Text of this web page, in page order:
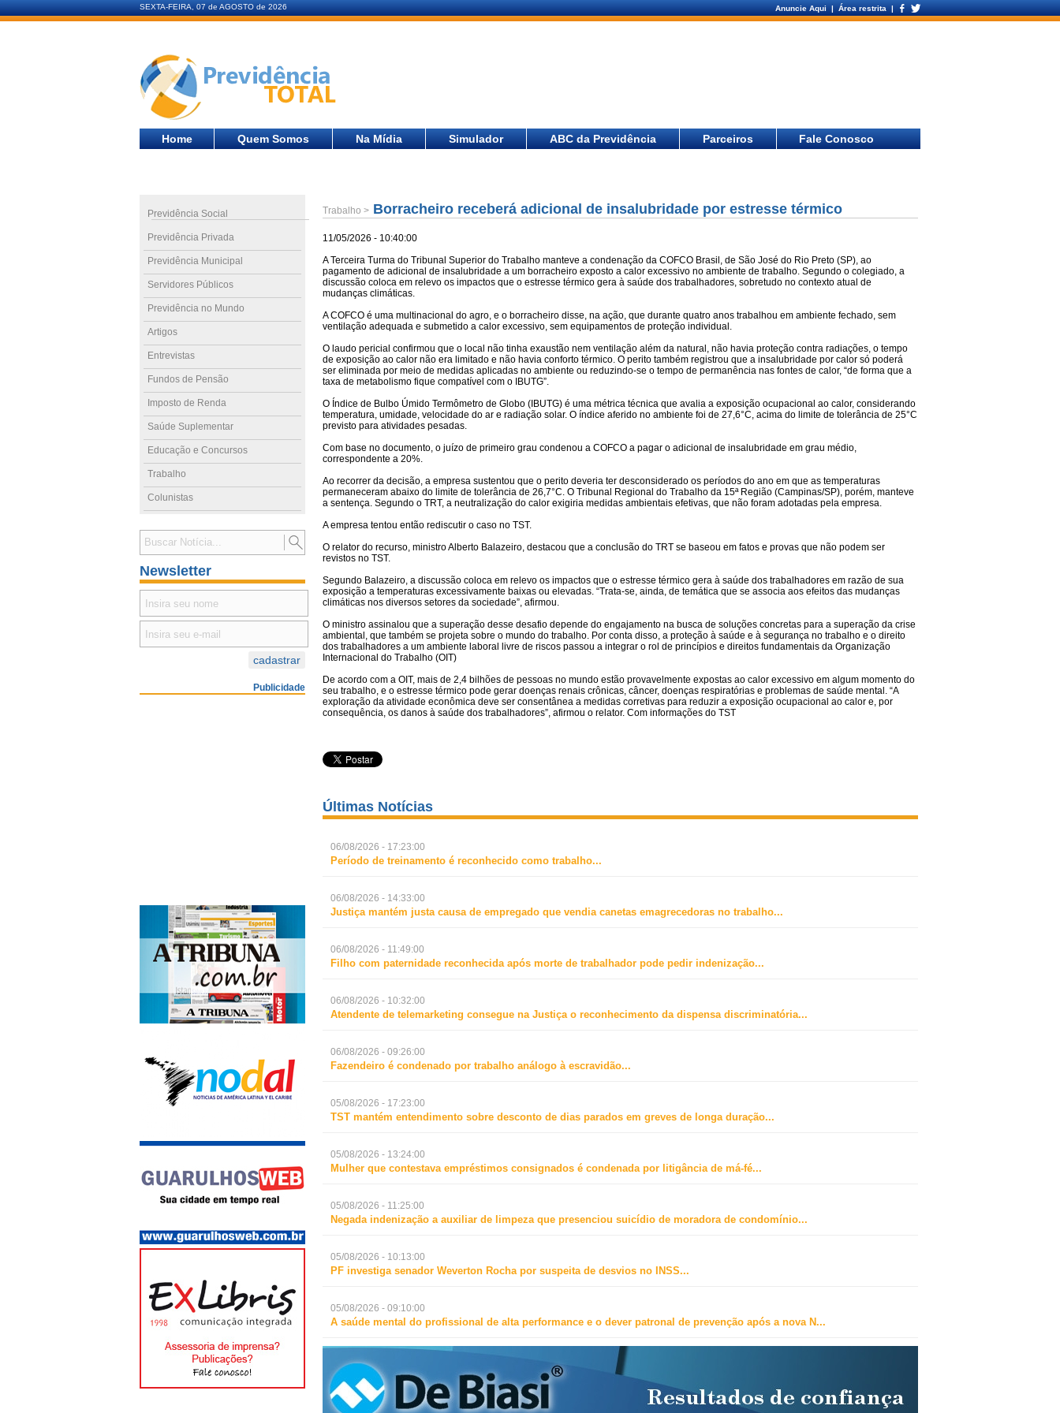
SEXTA-FEIRA, 07 de AGOSTO de 2026 Anuncie Aqui | Área restrita |
Home Quem Somos Na Mídia Simulador ABC da Previdência Parceiros Fale Conosco
Previdência Social
Previdência Privada
Previdência Municipal
Servidores Públicos
Previdência no Mundo
Artigos
Entrevistas
Fundos de Pensão
Imposto de Renda
Saúde Suplementar
Educação e Concursos
Trabalho
Colunistas
Newsletter
Publicidade
Trabalho > Borracheiro receberá adicional de insalubridade por estresse térmico
11/05/2026 - 10:40:00
A Terceira Turma do Tribunal Superior do Trabalho manteve a condenação da COFCO Brasil, de São José do Rio Preto (SP), ao
pagamento de adicional de insalubridade a um borracheiro exposto a calor excessivo no ambiente de trabalho. Segundo o colegiado, a
discussão coloca em relevo os impactos que o estresse térmico gera à saúde dos trabalhadores, sobretudo no contexto atual de
mudanças climáticas.
A COFCO é uma multinacional do agro, e o borracheiro disse, na ação, que durante quatro anos trabalhou em ambiente fechado, sem
ventilação adequada e submetido a calor excessivo, sem equipamentos de proteção individual.
O laudo pericial confirmou que o local não tinha exaustão nem ventilação além da natural, não havia proteção contra radiações, o tempo
de exposição ao calor não era limitado e não havia conforto térmico. O perito também registrou que a insalubridade por calor só poderá
ser eliminada por meio de medidas aplicadas no ambiente ou reduzindo-se o tempo de permanência nas fontes de calor, “de forma que a
taxa de metabolismo fique compatível com o IBUTG”.
O Índice de Bulbo Úmido Termômetro de Globo (IBUTG) é uma métrica técnica que avalia a exposição ocupacional ao calor, considerando
temperatura, umidade, velocidade do ar e radiação solar. O índice aferido no ambiente foi de 27,6°C, acima do limite de tolerância de 25°C
previsto para atividades pesadas.
Com base no documento, o juízo de primeiro grau condenou a COFCO a pagar o adicional de insalubridade em grau médio,
correspondente a 20%.
Ao recorrer da decisão, a empresa sustentou que o perito deveria ter desconsiderado os períodos do ano em que as temperaturas
permaneceram abaixo do limite de tolerância de 26,7°C. O Tribunal Regional do Trabalho da 15ª Região (Campinas/SP), porém, manteve
a sentença. Segundo o TRT, a neutralização do calor exigiria medidas ambientais efetivas, que não foram adotadas pela empresa.
A empresa tentou então rediscutir o caso no TST.
O relator do recurso, ministro Alberto Balazeiro, destacou que a conclusão do TRT se baseou em fatos e provas que não podem ser
revistos no TST.
Segundo Balazeiro, a discussão coloca em relevo os impactos que o estresse térmico gera à saúde dos trabalhadores em razão de sua
exposição a temperaturas excessivamente baixas ou elevadas. “Trata-se, ainda, de temática que se associa aos efeitos das mudanças
climáticas nos diversos setores da sociedade”, afirmou.
O ministro assinalou que a superação desse desafio depende do engajamento na busca de soluções concretas para a superação da crise
ambiental, que também se projeta sobre o mundo do trabalho. Por conta disso, a proteção à saúde e à segurança no trabalho e o direito
dos trabalhadores a um ambiente laboral livre de riscos passou a integrar o rol de princípios e direitos fundamentais da Organização
Internacional do Trabalho (OIT)
De acordo com a OIT, mais de 2,4 bilhões de pessoas no mundo estão provavelmente expostas ao calor excessivo em algum momento do
seu trabalho, e o estresse térmico pode gerar doenças renais crônicas, câncer, doenças respiratórias e problemas de saúde mental. “A
exploração da atividade econômica deve ser consentânea a medidas corretivas para reduzir a exposição ocupacional ao calor e, por
consequência, os danos à saúde dos trabalhadores”, afirmou o relator. Com informações do TST
Últimas Notícias
06/08/2026 - 17:23:00
Período de treinamento é reconhecido como trabalho...
06/08/2026 - 14:33:00
Justiça mantém justa causa de empregado que vendia canetas emagrecedoras no trabalho...
06/08/2026 - 11:49:00
Filho com paternidade reconhecida após morte de trabalhador pode pedir indenização...
06/08/2026 - 10:32:00
Atendente de telemarketing consegue na Justiça o reconhecimento da dispensa discriminatória...
06/08/2026 - 09:26:00
Fazendeiro é condenado por trabalho análogo à escravidão...
05/08/2026 - 17:23:00
TST mantém entendimento sobre desconto de dias parados em greves de longa duração...
05/08/2026 - 13:24:00
Mulher que contestava empréstimos consignados é condenada por litigância de má-fé...
05/08/2026 - 11:25:00
Negada indenização a auxiliar de limpeza que presenciou suicídio de moradora de condomínio...
05/08/2026 - 10:13:00
PF investiga senador Weverton Rocha por suspeita de desvios no INSS...
05/08/2026 - 09:10:00
A saúde mental do profissional de alta performance e o dever patronal de prevenção após a nova N...